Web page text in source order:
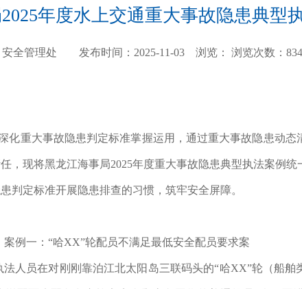
年度水上交通重大事故隐患典型
安全管理处 发布时间：2025-11-03 浏览： 浏览次数：834
化重大事故隐患判定标准掌握运用，通过重大事故隐患动态
，现将黑龙江海事局2025年度重大事故隐患典型执法案例统
判定标准开展隐患排查的习惯，筑牢安全屏障。
案例一：“哈XX”轮配员不满足最低安全配员要求案
法人员在对刚刚靠泊江北太阳岛三联码头的“哈XX”轮（船